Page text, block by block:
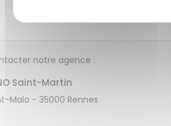
notre agence :
Saint-Martin
Malo - 35000 Rennes